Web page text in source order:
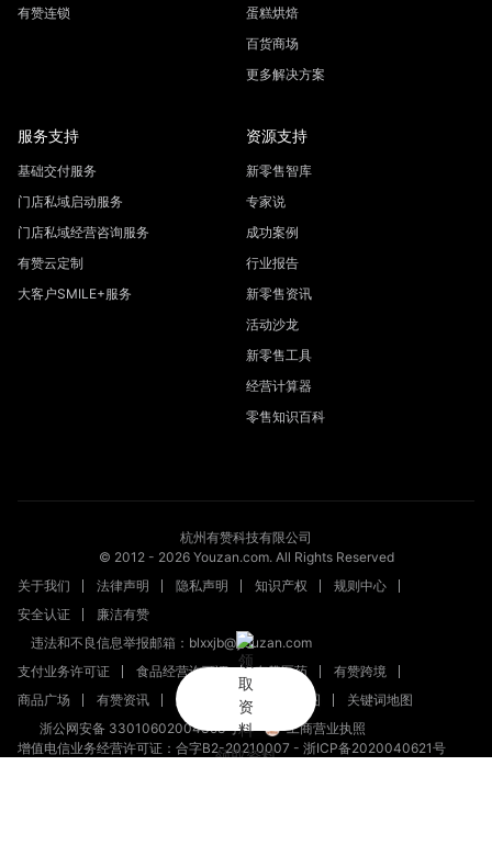
领取资料
有赞连锁
蛋糕烘焙
百货商场
更多解决方案
服务支持
基础交付服务
门店私域启动服务
门店私域经营咨询服务
有赞云定制
大客户SMILE+服务
资源支持
新零售智库
专家说
成功案例
行业报告
新零售资讯
活动沙龙
新零售工具
经营计算器
零售知识百科
杭州有赞科技有限公司
© 2012 - 2026Youzan.com. All Rights Reserved
关于我们
法律声明 隐私声明 知识产权
规则中心
安全认证
廉洁有赞
违法和不良信息举报邮箱：blxxjb@youzan.com
支付业务许可证
食品经营许可证 有赞医药
有赞跨境
商品广场
有赞资讯 新零售文章 站点地图
关键词地图
浙公网安备 33010602004358号
工商营业执照
增值电信业务经营许可证：合字B2-20210007 - 浙ICP备2020040621号